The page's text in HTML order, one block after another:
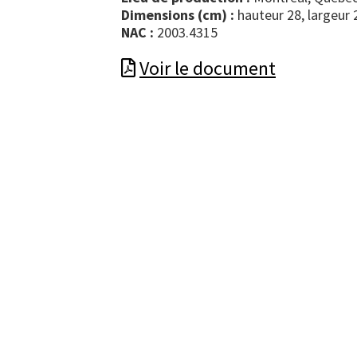
Dimensions (cm) : hauteur 28, largeur
NAC : 2003.4315
Voir le document